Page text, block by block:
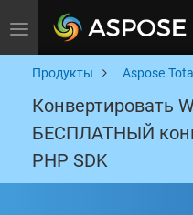
Toggle navigation
Продукты Aspose.Total
Конвертировать
БЕСПЛАТНЫЙ
PHP SDK